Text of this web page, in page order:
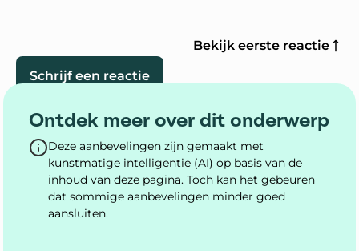
Bekijk eerste reactie
Schrijf een reactie
Ontdek meer over dit onderwerp
Deze aanbevelingen zijn gemaakt met
kunstmatige intelligentie (AI) op basis van de
inhoud van deze pagina. Toch kan het gebeuren
dat sommige aanbevelingen minder goed
aansluiten.